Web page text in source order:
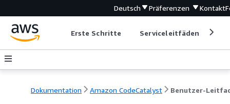
Deutsch Präferenzen Kontakt
Erste Schritte Serviceleitfäden
Dokumentation Amazon CodeCatalyst